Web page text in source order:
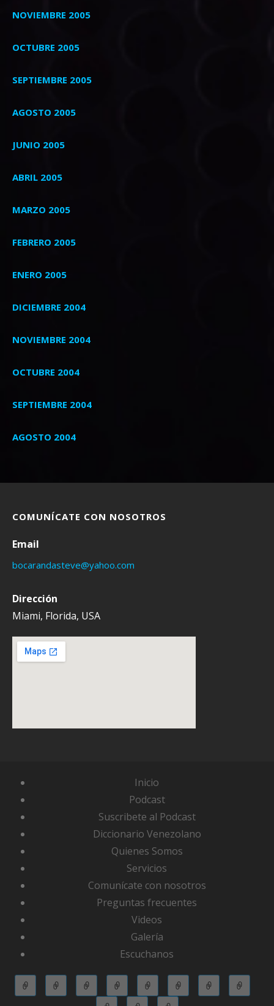
NOVIEMBRE 2005
OCTUBRE 2005
SEPTIEMBRE 2005
AGOSTO 2005
JUNIO 2005
ABRIL 2005
MARZO 2005
FEBRERO 2005
ENERO 2005
DICIEMBRE 2004
NOVIEMBRE 2004
OCTUBRE 2004
SEPTIEMBRE 2004
AGOSTO 2004
COMUNÍCATE CON NOSOTROS
Email
bocarandasteve@yahoo.com
Dirección
Miami, Florida, USA
Inicio
Podcast
Suscribete al Podcast
Diccionario Venezolano
Quienes Somos
Servicios
Comunícate con nosotros
Preguntas frecuentes
Videos
Galería
Escuchanos